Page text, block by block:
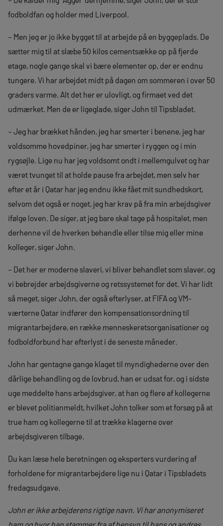
fodboldfan og holder med Liverpool.
– Men jeg er jo ikke bygget til at arbejde på en byggeplads. De
sætter mig til at slæbe 50 kilos cementsække op på fjerde
etage, nogle gange skal vi bære elementer op, der er endnu
tungere. Vi har arbejdet midt på dagen om sommeren i over 50
graders varme. Alt det her er ulovligt, og firmaet ved det
udmærket. Men de er ligeglade, siger John til Tipsbladet.
– Jeg har brækket hånden, jeg har smerter i benene, jeg har
voldsomme hovedpiner, jeg har smerter i ryggen og i min
rygsøjle. Lige nu har jeg voldsomt ondt i mellemgulvet og har
været tvunget til at holde pause fra arbejdet, men selv her
efter et år i Qatar har jeg endnu ikke fået mit sundhedskort,
selvom det også er noget, jeg har krav på fra min arbejdsgiver
ifølge loven. De siger, at jeg bare skal tage på hospitalet, men
derhenne vil de hverken behandle eller tilse mig eller mine
kolleger, siger John.
– Det her er moderne slaveri, vi bliver behandlet som slaver, og
vi bebrejder arbejdsgiverne og retssystemet for det. Vi har lidt
så meget, siger John, der også efterlyser, at FIFA og VM-
værterne Qatar indfører den kompensationsordning til
migrantarbejdere, en række menneskeretsorganisationer og
fodboldforbund har efterlyst i de seneste måneder.
John har gentagne gange klaget til myndighederne over den
dårlige behandling og de lovbrud, han er udsat for, og i sidste
uge meddelte hans arbejdsgiver, at han og flere af kollegerne
er blevet politianmeldt, hvilket John tolker som et forsøg på at
true ham og kollegerne til at trække klagerne over
arbejdsgiveren tilbage.
Du kan læse hele beretningen og eksperters vurdering af
forholdene for migrantarbejdere lige nu i Qatar i Tipsbladets
fredagsudgave.
John er ikke arbejderens rigtige navn. Vi har anonymiseret